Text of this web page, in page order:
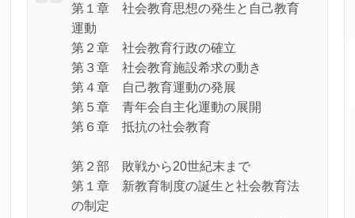
第１章 社会教育思想の発生と自己教育
運動
第２章 社会教育行政の確立
第３章 社会教育施設希求の動き
第４章 自己教育運動の発展
第５章 青年会自主化運動の展開
第６章 抵抗の社会教育
第２部 敗戦から20世紀末まで
第１章 新教育制度の誕生と社会教育法
の制定